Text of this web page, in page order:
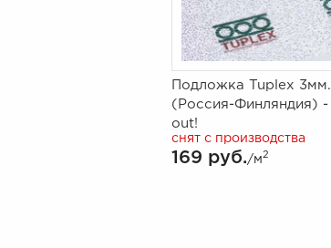
Подложка Tuplex 3мм.
(Россия-Финляндия) -
out!
снят с производства
169 руб./м2